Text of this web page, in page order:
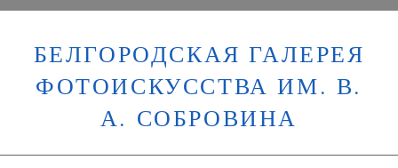
БЕЛГОРОДСКАЯ ГАЛЕРЕЯ
ФОТОИСКУССТВА ИМ. В.
А. СОБРОВИНА